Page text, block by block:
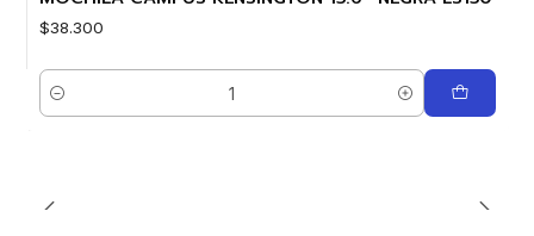
$38.300
Cantidad